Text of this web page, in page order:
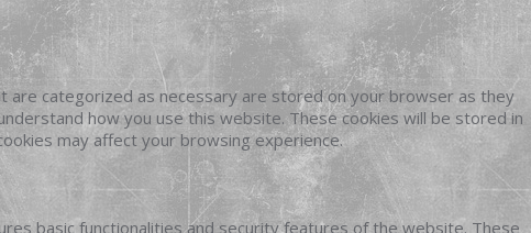
categorized as necessary are stored on your browser as they
how you use this website. These cookies will be stored in
may affect your browsing experience.
basic functionalities and security features of the website. These